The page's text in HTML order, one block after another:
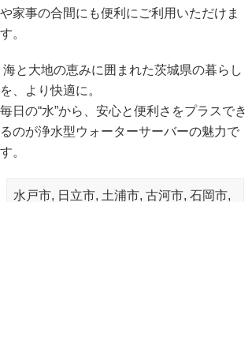
や家事の合間にも便利にご利用いただけま
す。
海と大地の恵みに囲まれた茨城県の暮らし
を、より快適に。
毎日の“水”から、安心と便利さをプラスでき
るのが浄水型ウォーターサーバーの魅力で
す。
水戸市, 日立市, 土浦市, 古河市, 石岡市,